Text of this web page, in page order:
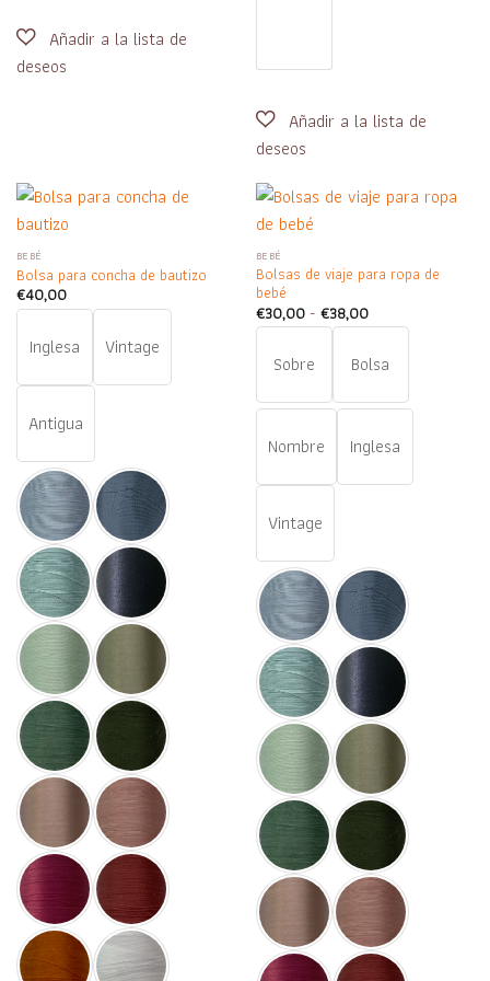
BEBÉ
Bolsa para concha de bautizo
€40,00
Inglesa Vintage
Antigua
BEBÉ
Bolsas de viaje para ropa de
bebé
€30,00 - €38,00Rango
de
desde
€30,00
€38,00
Sobre Bolsa
Nombre Inglesa
Vintage